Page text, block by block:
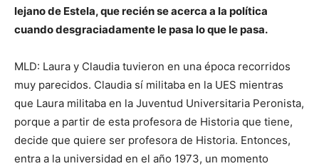
lejano de Estela, que recién se acerca a la política
cuando desgraciadamente le pasa lo que le pasa.
MLD: Laura y Claudia tuvieron en una época recorridos
muy parecidos. Claudia sí militaba en la UES mientras
que Laura militaba en la Juventud Universitaria Peronista,
porque a partir de esta profesora de Historia que tiene,
decide que quiere ser profesora de Historia. Entonces,
entra a la universidad en el año 1973, un momento